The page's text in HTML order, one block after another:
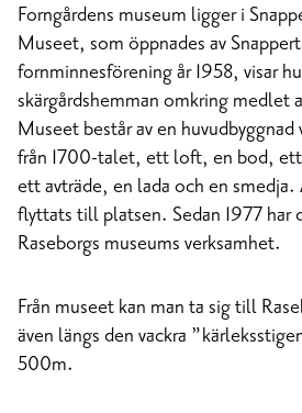
Forngårdens museum ligger i
Museet, som öppnades av
fornminnesförening år 1958, visar
skärgårdshemman omkring medlet
Museet består av en huvudbyggnad
från 1700-talet, ett loft, en bod,
ett avträde, en lada och en smedja.
flyttats till platsen. Sedan 1977 har
Raseborgs museums verksamhet.
Från museet kan man ta sig till
även längs den vackra
500m.